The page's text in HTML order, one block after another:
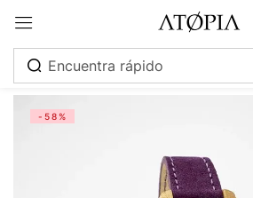
-58%
Sign in